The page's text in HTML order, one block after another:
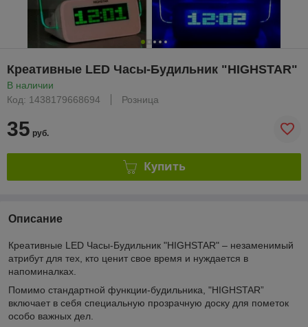
Креативные LED Часы-Будильник "HIGHSTAR"
В наличии
Код: 1438179668694
Розница
35 руб.
Купить
Описание
Креативные LED Часы-Будильник "HIGHSTAR" – незаменимый
атрибут для тех, кто ценит свое время и нуждается в
напоминалках.
Помимо стандартной функции-будильника, "HIGHSTAR”
включает в себя специальную прозрачную доску для пометок
особо важных дел.